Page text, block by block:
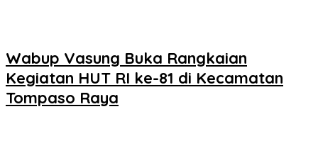
Wabup Vasung Buka Rangkaian
Kegiatan HUT RI ke-81 di Kecamatan
Tompaso Raya